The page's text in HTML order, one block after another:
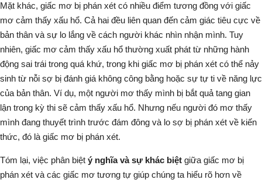
Mặt khác, giấc mơ bị phán xét có nhiều điểm tương đồng với giấc
mơ cảm thấy xấu hổ. Cả hai đều liên quan đến cảm giác tiêu cực về
bản thân và sự lo lắng về cách người khác nhìn nhận mình. Tuy
nhiên, giấc mơ cảm thấy xấu hổ thường xuất phát từ những hành
động sai trái trong quá khứ, trong khi giấc mơ bị phán xét có thể nảy
sinh từ nỗi sợ bị đánh giá không công bằng hoặc sự tự ti về năng lực
của bản thân. Ví dụ, một người mơ thấy mình bị bắt quả tang gian
lận trong kỳ thi sẽ cảm thấy xấu hổ. Nhưng nếu người đó mơ thấy
mình đang thuyết trình trước đám đông và lo sợ bị phán xét về kiến
thức, đó là giấc mơ bị phán xét.
Tóm lại, việc phân biệt ý nghĩa và sự khác biệt giữa giấc mơ bị
phán xét và các giấc mơ tương tự giúp chúng ta hiểu rõ hơn về